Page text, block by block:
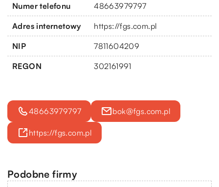
Numer telefonu 48663979797
Adres internetowy https://fgs.com.pl
NIP 7811604209
REGON 302161991
48663979797 bok@fgs.com.pl
https://fgs.com.pl
Podobne firmy